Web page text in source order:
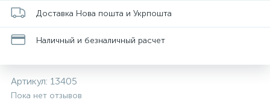
Доставка Нова пошта и Укрпошта
Наличный и безналичный расчет
Артикул: 13405
Пока нет отзывов